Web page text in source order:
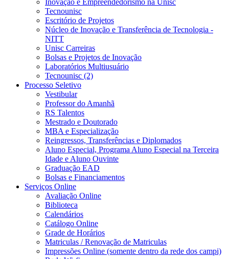
Inovação e Empreendedorismo na Unisc
Tecnounisc
Escritório de Projetos
Núcleo de Inovação e Transferência de Tecnologia -
NITT
Unisc Carreiras
Bolsas e Projetos de Inovação
Laboratórios Multiusuário
Tecnounisc (2)
Processo Seletivo
Vestibular
Professor do Amanhã
RS Talentos
Mestrado e Doutorado
MBA e Especialização
Reingressos, Transferências e Diplomados
Aluno Especial, Programa Aluno Especial na Terceira
Idade e Aluno Ouvinte
Graduação EAD
Bolsas e Financiamentos
Serviços Online
Avaliação Online
Biblioteca
Calendários
Catálogo Online
Grade de Horários
Matriculas / Renovação de Matriculas
Impressões Online (somente dentro da rede dos campi)